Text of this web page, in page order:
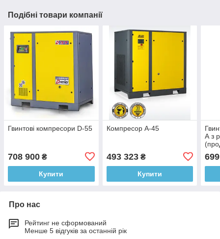
Подібні товари компанії
Гвинтові компресори D-55
708 900 ₴
Купити
Компресор А-45
493 323₴
Купити
А з
Про нас
Рейтинг не сформований
Менше 5 відгуків за останній рік